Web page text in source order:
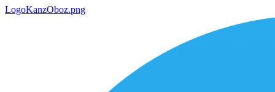
LogoKanzOboz.png